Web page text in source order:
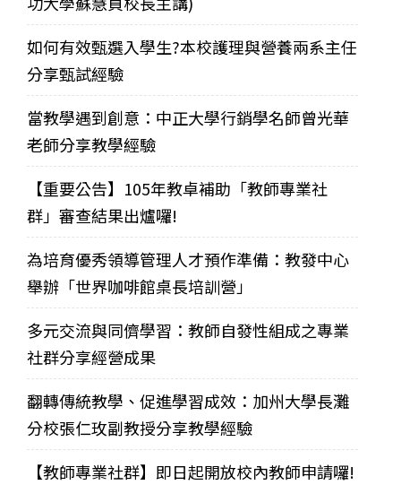
如何有效甄選入學生?本校護理與營養兩系主任
分享甄試經驗
當教學遇到創意：中正大學行銷學名師曾光華
老師分享教學經驗
【重要公告】105年教卓補助「教師專業社
群」審查結果出爐囉!
為培育優秀領導管理人才預作準備：教發中心
舉辦「世界咖啡館桌長培訓營」
多元交流與同儕學習：教師自發性組成之專業
社群分享經營成果
翻轉傳統教學、促進學習成效：加州大學長灘
分校張仁玫副教授分享教學經驗
【教師專業社群】即日起開放校內教師申請囉!